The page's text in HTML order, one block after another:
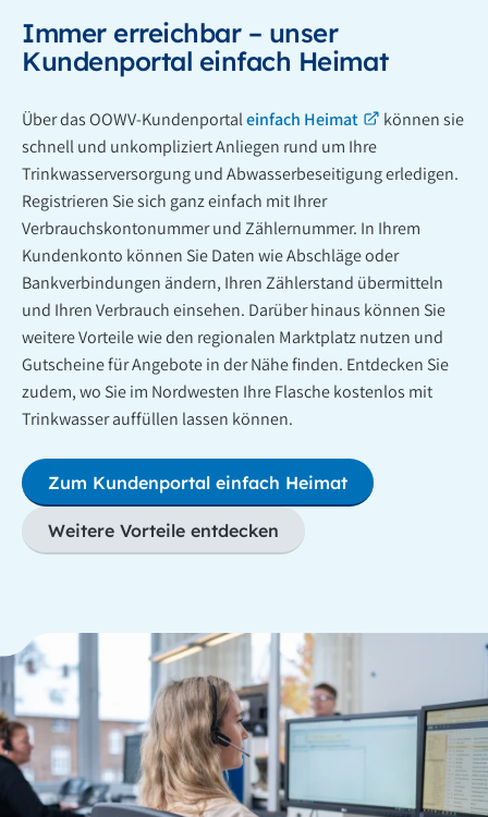
Immer erreichbar – unser
Kundenportal einfach Heimat
Über das OOWV-Kundenportaleinfach Heimat
können sie
schnell und unkompliziert Anliegen rund um Ihre
Trinkwasserversorgung und Abwasserbeseitigung erledigen.
Registrieren Sie sich ganz einfach mit Ihrer
Verbrauchskontonummer und Zählernummer. In Ihrem
Kundenkonto können Sie Daten wie Abschläge oder
Bankverbindungen ändern, Ihren Zählerstand übermitteln
und Ihren Verbrauch einsehen. Darüber hinaus können Sie
weitere Vorteile wie den regionalen Marktplatz nutzen und
Gutscheine für Angebote in der Nähe finden. Entdecken Sie
zudem, wo Sie im Nordwesten Ihre Flasche kostenlos mit
Trinkwasser auffüllen lassen können.
Zum Kundenportal einfach Heimat
Weitere Vorteile entdecken